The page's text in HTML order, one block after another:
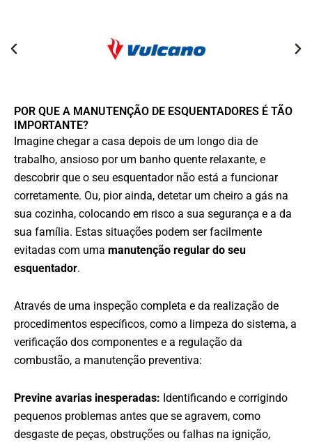
POR QUE A MANUTENÇÃO DE ESQUENTADORES É TÃO
IMPORTANTE?
Imagine chegar a casa depois de um longo dia de
trabalho, ansioso por um banho quente relaxante, e
descobrir que o seu esquentador não está a funcionar
corretamente. Ou, pior ainda, detetar um cheiro a gás na
sua cozinha, colocando em risco a sua segurança e a da
sua família. Estas situações podem ser facilmente
evitadas com uma manutenção regular do seu
esquentador.
Através de uma inspeção completa e da realização de
procedimentos específicos, como a limpeza do sistema, a
verificação dos componentes e a regulação da
combustão, a manutenção preventiva:
Previne avarias inesperadas: Identificando e corrigindo
pequenos problemas antes que se agravem, como
desgaste de peças, obstruções ou falhas na ignição,